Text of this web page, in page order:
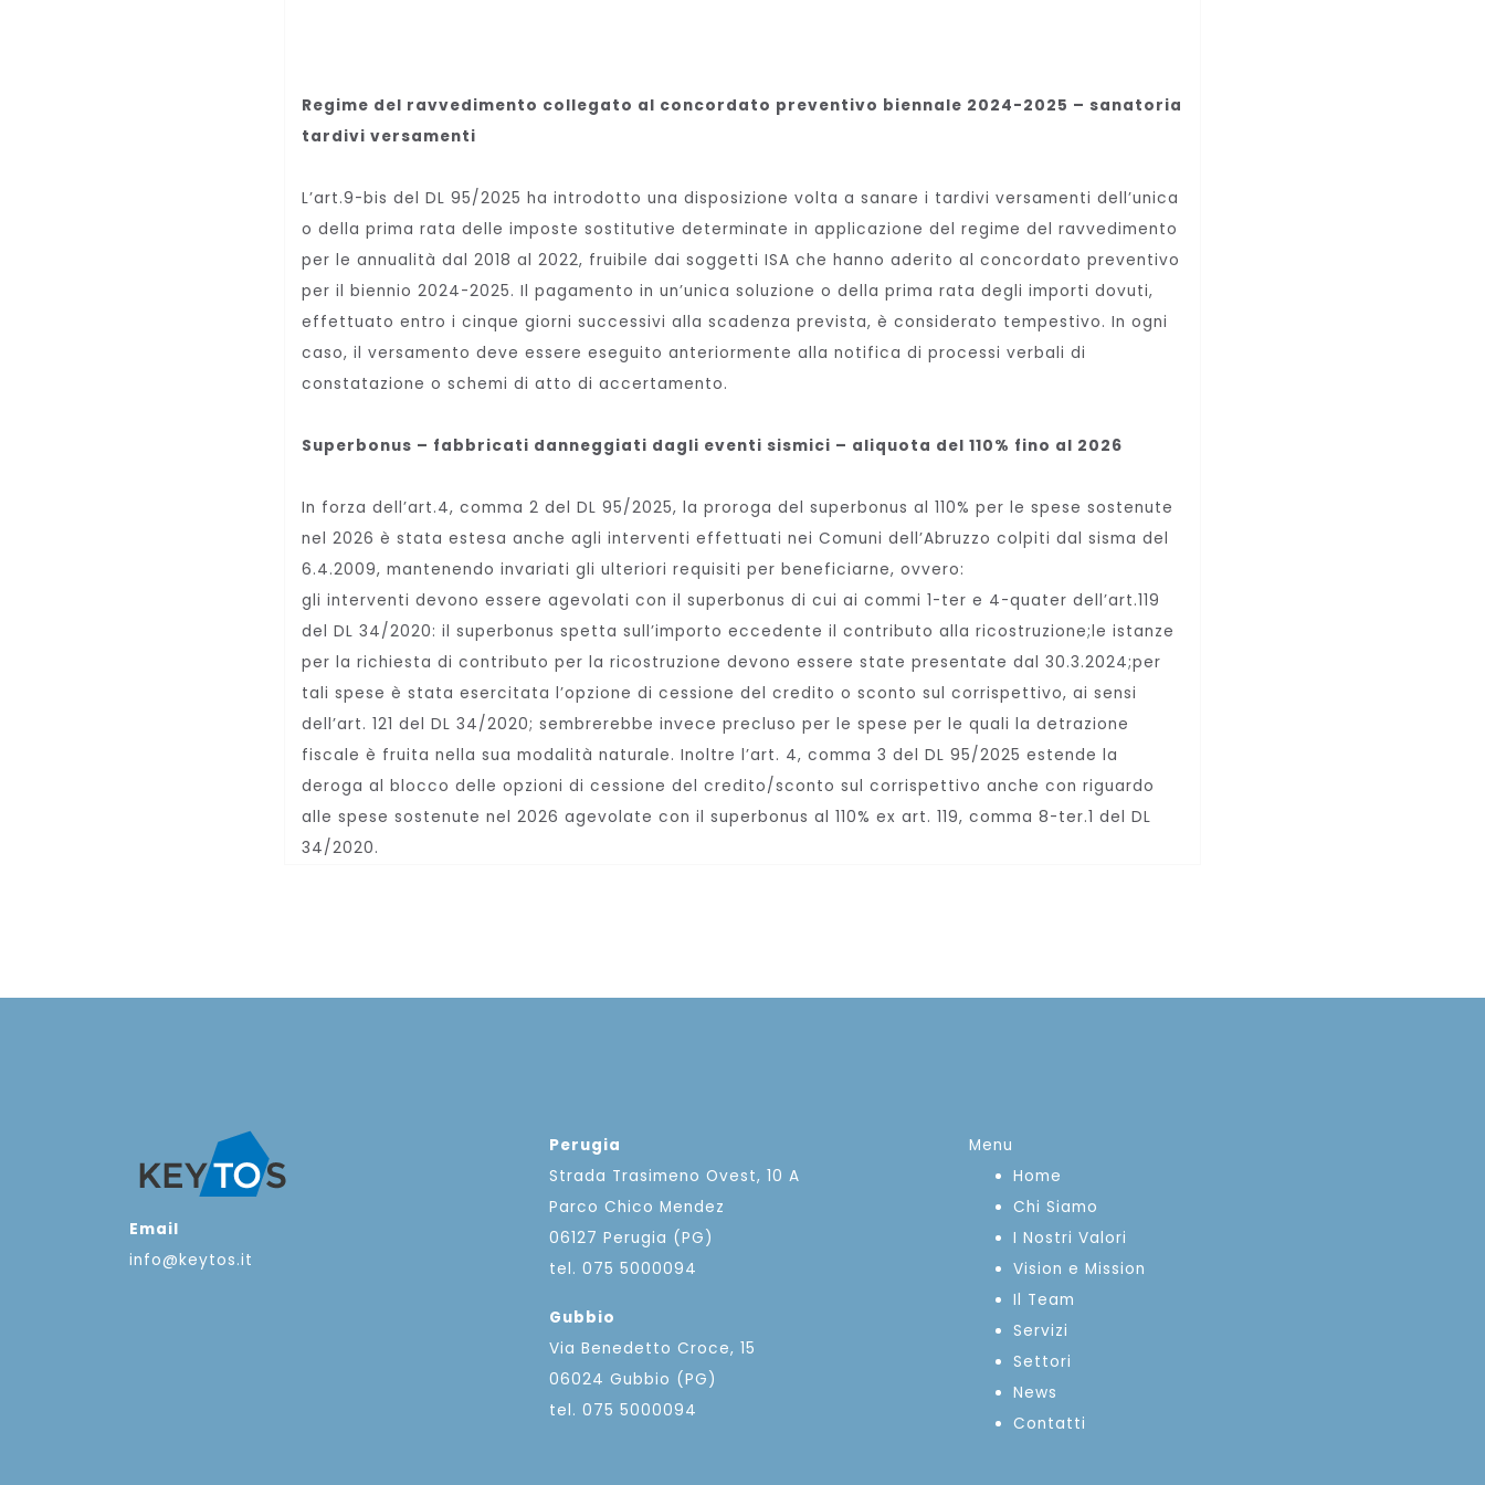
Regime del ravvedimento collegato al concordato preventivo biennale 2024-2025 – sanatoria
tardivi versamenti
L’art.9-bis del DL 95/2025 ha introdotto una disposizione volta a sanare i tardivi versamenti dell’unica
o della prima rata delle imposte sostitutive determinate in applicazione del regime del ravvedimento
per le annualità dal 2018 al 2022, fruibile dai soggetti ISA che hanno aderito al concordato preventivo
per il biennio 2024-2025. Il pagamento in un’unica soluzione o della prima rata degli importi dovuti,
effettuato entro i cinque giorni successivi alla scadenza prevista, è considerato tempestivo. In ogni
caso, il versamento deve essere eseguito anteriormente alla notifica di processi verbali di
constatazione o schemi di atto di accertamento.
Superbonus – fabbricati danneggiati dagli eventi sismici – aliquota del 110% fino al 2026
In forza dell’art.4, comma 2 del DL 95/2025, la proroga del superbonus al 110% per le spese sostenute
nel 2026 è stata estesa anche agli interventi effettuati nei Comuni dell’Abruzzo colpiti dal sisma del
6.4.2009, mantenendo invariati gli ulteriori requisiti per beneficiarne, ovvero:
gli interventi devono essere agevolati con il superbonus di cui ai commi 1-ter e 4-quater dell’art.119
del DL 34/2020: il superbonus spetta sull’importo eccedente il contributo alla ricostruzione;le istanze
per la richiesta di contributo per la ricostruzione devono essere state presentate dal 30.3.2024;per
tali spese è stata esercitata l’opzione di cessione del credito o sconto sul corrispettivo, ai sensi
dell’art. 121 del DL 34/2020; sembrerebbe invece precluso per le spese per le quali la detrazione
fiscale è fruita nella sua modalità naturale. Inoltre l’art. 4, comma 3 del DL 95/2025 estende la
deroga al blocco delle opzioni di cessione del credito/sconto sul corrispettivo anche con riguardo
alle spese sostenute nel 2026 agevolate con il superbonus al 110% ex art. 119, comma 8-ter.1 del DL
34/2020.
Email
info@keytos.it
Perugia
Strada Trasimeno Ovest, 10 A
Parco Chico Mendez
06127 Perugia (PG)
tel. 075 5000094
Gubbio
Via Benedetto Croce, 15
06024 Gubbio (PG)
tel. 075 5000094
Menu
Home
Chi Siamo
I Nostri Valori
Vision e Mission
Il Team
Servizi
Settori
News
Contatti